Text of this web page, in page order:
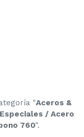
"Aceros &
/ Acero
760".